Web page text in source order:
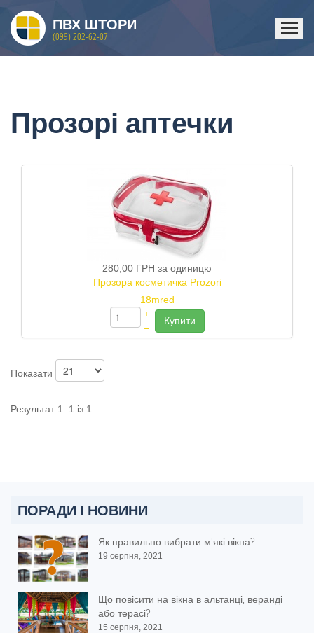
ПВХ ШТОРИ
(099) 202-62-07
Прозорі аптечки
280,00 ГРН за одиницю
Прозора косметичка Prozori
18mred
+
–
Купити
Показати
Результат 1. 1 із 1
ПОРАДИ І НОВИНИ
Як правильно вибрати м'які вікна?
19 серпня, 2021
Що повісити на вікна в альтанці, веранді
або терасі?
15 серпня, 2021